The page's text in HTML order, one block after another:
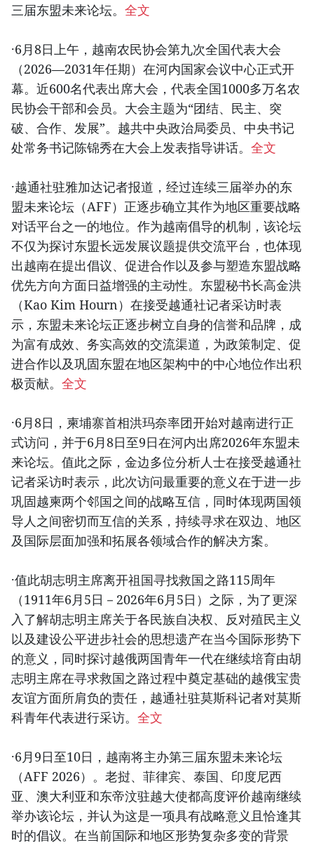
三届东盟未来论坛。 全文
·6月8日上午，越南农民协会第九次全国代表大会
（2026—2031年任期）在河内国家会议中心正式开
幕。近600名代表出席大会，代表全国1000多万名农
民协会干部和会员。大会主题为“团结、民主、突
破、合作、发展”。越共中央政治局委员、中央书记
处常务书记陈锦秀在大会上发表指导讲话。 全文
·越通社驻雅加达记者报道，经过连续三届举办的东
盟未来论坛（AFF）正逐步确立其作为地区重要战略
对话平台之一的地位。作为越南倡导的机制，该论坛
不仅为探讨东盟长远发展议题提供交流平台，也体现
出越南在提出倡议、促进合作以及参与塑造东盟战略
优先方向方面日益增强的主动性。东盟秘书长高金洪
（Kao Kim Hourn）在接受越通社记者采访时表
示，东盟未来论坛正逐步树立自身的信誉和品牌，成
为富有成效、务实高效的交流渠道，为政策制定、促
进合作以及巩固东盟在地区架构中的中心地位作出积
极贡献。 全文
·6月8日，柬埔寨首相洪玛奈率团开始对越南进行正
式访问，并于6月8日至9日在河内出席2026年东盟未
来论坛。值此之际，金边多位分析人士在接受越通社
记者采访时表示，此次访问最重要的意义在于进一步
巩固越柬两个邻国之间的战略互信，同时体现两国领
导人之间密切而互信的关系，持续寻求在双边、地区
及国际层面加强和拓展各领域合作的解决方案。
·值此胡志明主席离开祖国寻找救国之路115周年
（1911年6月5日－2026年6月5日）之际，为了更深
入了解胡志明主席关于各民族自决权、反对殖民主义
以及建设公平进步社会的思想遗产在当今国际形势下
的意义，同时探讨越俄两国青年一代在继续培育由胡
志明主席在寻求救国之路过程中奠定基础的越俄宝贵
友谊方面所肩负的责任，越通社驻莫斯科记者对莫斯
科青年代表进行采访。 全文
·6月9日至10日，越南将主办第三届东盟未来论坛
（AFF 2026）。老挝、菲律宾、泰国、印度尼西
亚、澳大利亚和东帝汶驻越大使都高度评价越南继续
举办该论坛，并认为这是一项具有战略意义且恰逢其
时的倡议。在当前国际和地区形势复杂多变的背景